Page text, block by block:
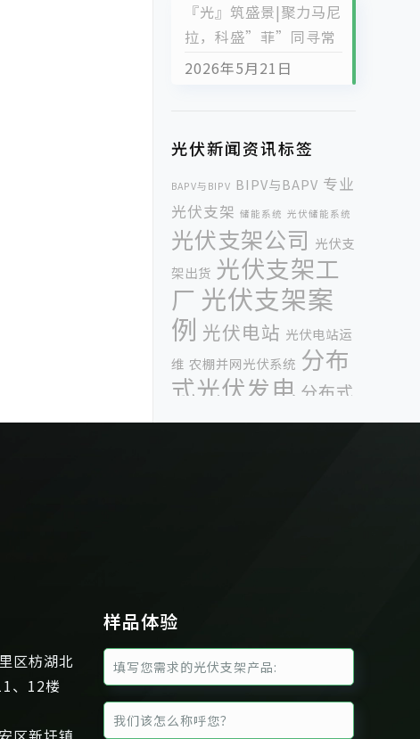
『光』筑盛景|聚力马尼
拉，科盛”菲”同寻常
2026年5月21日
光伏新闻资讯标签
BAPV与BIPV BIPV与BAPV 专业
光伏支架 储能系统 光伏储能系统
光伏支架公司 光伏支
架出货 光伏支架工
厂 光伏支架案
例 光伏电站 光伏电站运
维 农棚并网光伏系统 分布
式光伏发电 分布式
光伏发电系统 单竖排平单轴
踪支架
东展 工业光伏支架 广东光伏支
架 广州光伏展
伏展会 惠州光伏支架 横排安
装光伏组件
区枋湖北
、12楼
样品体验